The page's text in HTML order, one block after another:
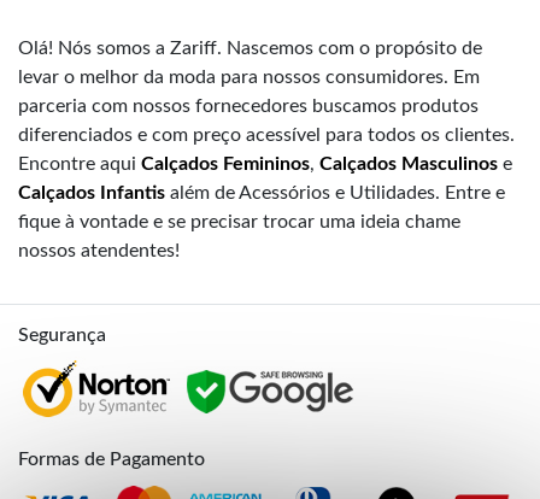
Olá! Nós somos a Zariff. Nascemos com o propósito de
levar o melhor da moda para nossos consumidores. Em
parceria com nossos fornecedores buscamos produtos
diferenciados e com preço acessível para todos os clientes.
Encontre aqui Calçados Femininos, Calçados Masculinos e
Calçados Infantis além de Acessórios e Utilidades. Entre e
fique à vontade e se precisar trocar uma ideia chame
nossos atendentes!
Segurança
Formas de Pagamento